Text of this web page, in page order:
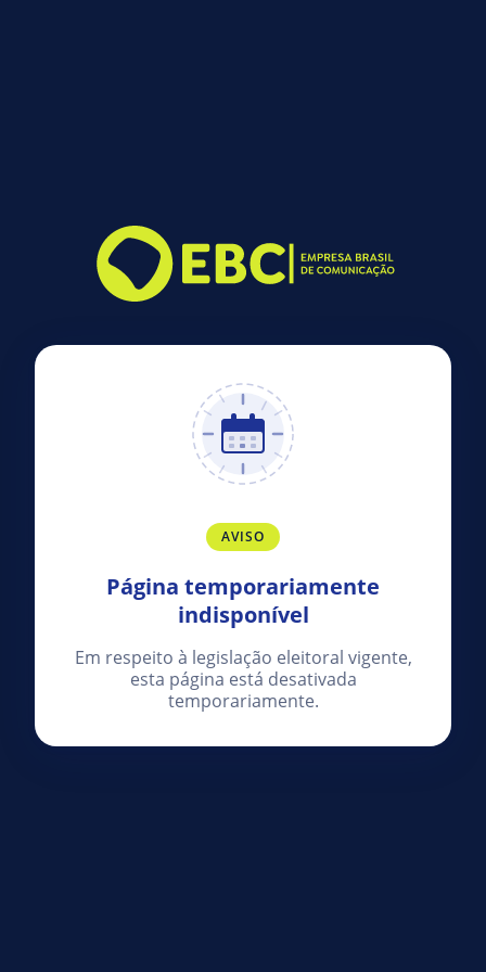
AVISO
Página temporariamente
indisponível
Em respeito à legislação eleitoral vigente,
esta página está desativada
temporariamente.